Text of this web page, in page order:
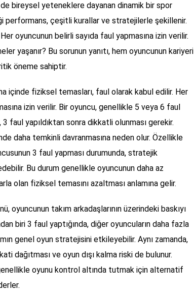
bireysel yeteneklere dayanan dinamik bir spor
performans, çeşitli kurallar ve stratejilerle şekillenir.
oyuncunun belirli sayıda faul yapmasına izin verilir.
yaşanır? Bu sorunun yanıtı, hem oyuncunun kariyeri
öneme sahiptir.
içinde fiziksel temasları, faul olarak kabul edilir. Her
izin verilir. Bir oyuncu, genellikle 5 veya 6 faul
faul yapıldıktan sonra dikkatli olunması gerekir.
daha temkinli davranmasına neden olur. Özellikle
3 faul yapması durumunda, stratejik
Bu durum genellikle oyuncunun daha az
olan fiziksel temasını azaltması anlamına gelir.
oyuncunun takım arkadaşlarının üzerindeki baskıyı
biri 3 faul yaptığında, diğer oyuncuların daha fazla
genel oyun stratejisini etkileyebilir. Aynı zamanda,
dağıtması ve oyun dışı kalma riski de bulunur.
oyunu kontrol altında tutmak için alternatif